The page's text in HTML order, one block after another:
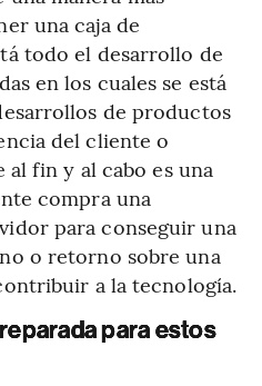
una caja de
todo el desarrollo de
en los cuales se está
de productos
del cliente o
al fin y al cabo es una
compra una
para conseguir una
o retorno sobre una
a la tecnología.
para estos